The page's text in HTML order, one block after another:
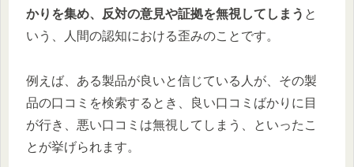
かりを集め、反対の意見や証拠を無視してしまう と
いう、人間の認知における歪みのことです。
例えば、ある製品が良いと信じている人が、その製
品の口コミを検索するとき、良い口コミばかりに目
が行き、悪い口コミは無視してしまう、といったこ
とが挙げられます。